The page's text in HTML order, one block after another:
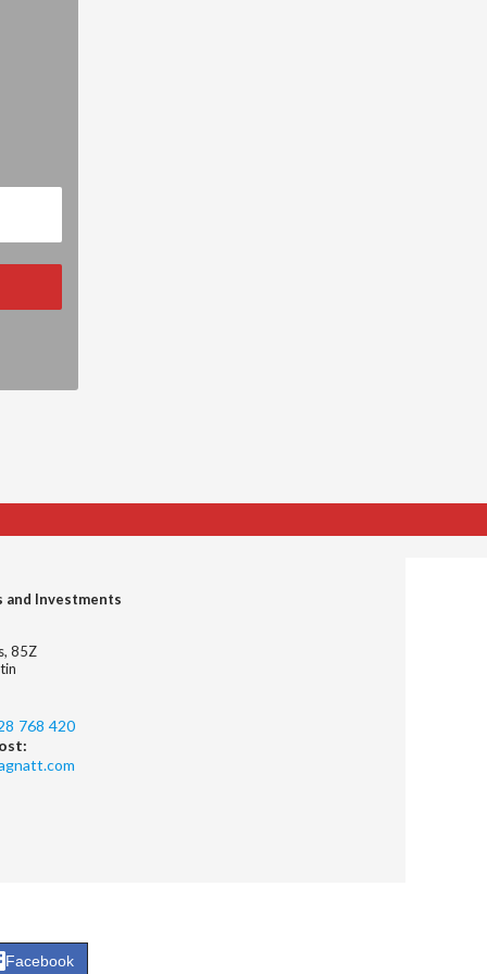
and Investments
85Z
768 420
Facebook